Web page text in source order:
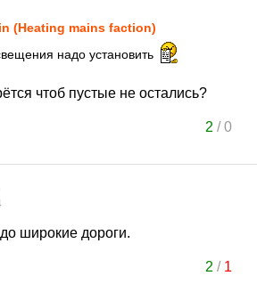
(Heating mains faction)
надо установить
чтоб пустые не остались?
2 /0
широкие дороги.
2 / 1